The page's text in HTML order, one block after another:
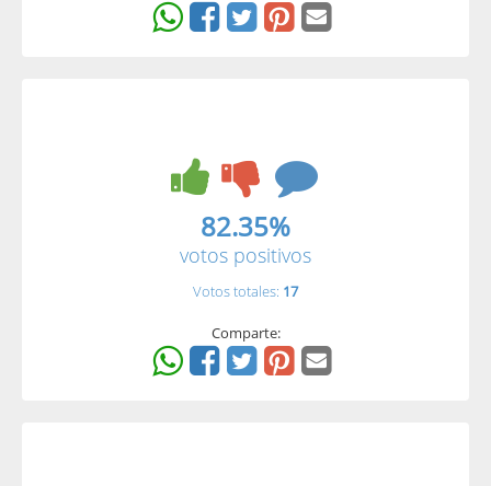
82.35%
votos positivos
Votos totales: 17
Comparte: